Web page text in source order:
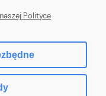
2, 42-690 Tworóg | NIP:
sklep@nosimysie.pl
Polityce